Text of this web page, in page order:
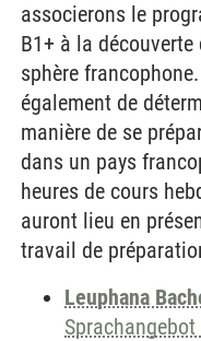
associerons le
B1+ à la
sphère
également de
manière de se
dans un pays
heures de cours
auront lieu en
travail de
Leuphana